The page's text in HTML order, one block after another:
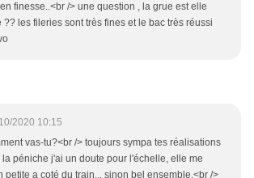
finesse..<br /> une question , la grue est elle
?? les fileries sont très fines et le bac très réussi
2020 10:15
vas-tu?<br /> toujours sympa tes réalisations
la péniche j'ai un doute pour l'échelle, elle me
petite a coté du train... sinon bel ensemble.<br />